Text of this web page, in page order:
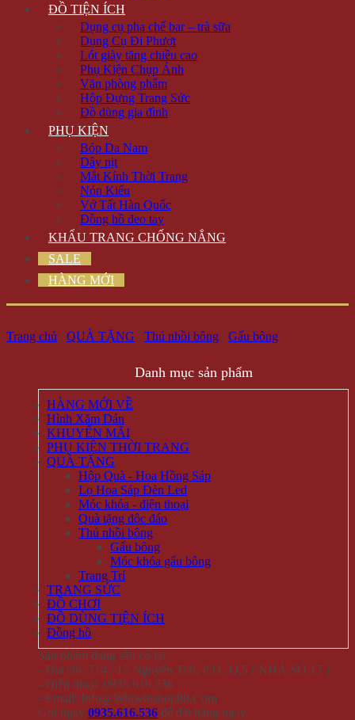
ĐỒ TIỆN ÍCH
Dụng cụ pha chế bar – trà sữa
Dụng Cụ Đi Phượt
Lót giày tăng chiều cao
Phụ Kiện Chụp Ảnh
Văn phòng phẩm
Hộp Đựng Trang Sức
Đồ dùng gia đình
PHỤ KIỆN
Bóp Da Nam
Dây nịt
Mắt Kính Thời Trang
Nón Kiểu
Vớ Tất Hàn Quốc
Đồng hồ đeo tay
KHẨU TRANG CHỐNG NẮNG
SALE
HÀNG MỚI
Trang chủ / QUÀ TẶNG / Thú nhồi bông / Gấu bông
Danh mục sản phẩm
HÀNG MỚI VỀ
Hình Xăm Dán
KHUYẾN MÃI
PHỤ KIỆN THỜI TRANG
QUÀ TẶNG
Hộp Quà - Hoa Hồng Sáp
Lọ Hoa Sáp Đèn Led
Móc khóa - điện thoại
Quà tặng độc đáo
Thú nhồi bông
Gấu bông
Móc khóa gấu bông
Trang Trí
TRANG SỨC
ĐỒ CHƠI
ĐỒ DÙNG TIỆN ÍCH
Đồng hồ
Sản phẩm đang sẵn có tại
- Địa chỉ: 714 / 17 Nguyễn Trãi, P.11, Q.5 ( NHÀ SỐ 17 )
- Điện thoại: 0935 616 536
- Email: Info@Winwinshop88.Com
Gọi ngay 0935.616.536 để đặt hàng ngay.